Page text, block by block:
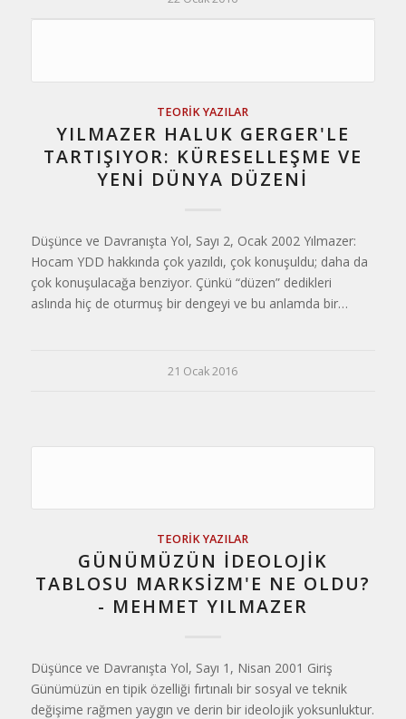
TEORIK YAZILAR
YILMAZER HALUK GERGER'LE
TARTIŞIYOR: KÜRESELLEŞME VE
YENİ DÜNYA DÜZENİ
Düşünce ve Davranışta Yol, Sayı 2, Ocak 2002 Yılmazer:
Hocam YDD hakkında çok yazıldı, çok konuşuldu; daha da
çok konuşulacağa benziyor. Çünkü “düzen” dedikleri
aslında hiç de oturmuş bir dengeyi ve bu anlamda bir…
21 Ocak 2016
TEORIK YAZILAR
GÜNÜMÜZÜN İDEOLOJİK
TABLOSU MARKSİZM'E NE OLDU?
- MEHMET YILMAZER
Düşünce ve Davranışta Yol, Sayı 1, Nisan 2001 Giriş
Günümüzün en tipik özelliği fırtınalı bir sosyal ve teknik
değişime rağmen yaygın ve derin bir ideolojik yoksunluktur.